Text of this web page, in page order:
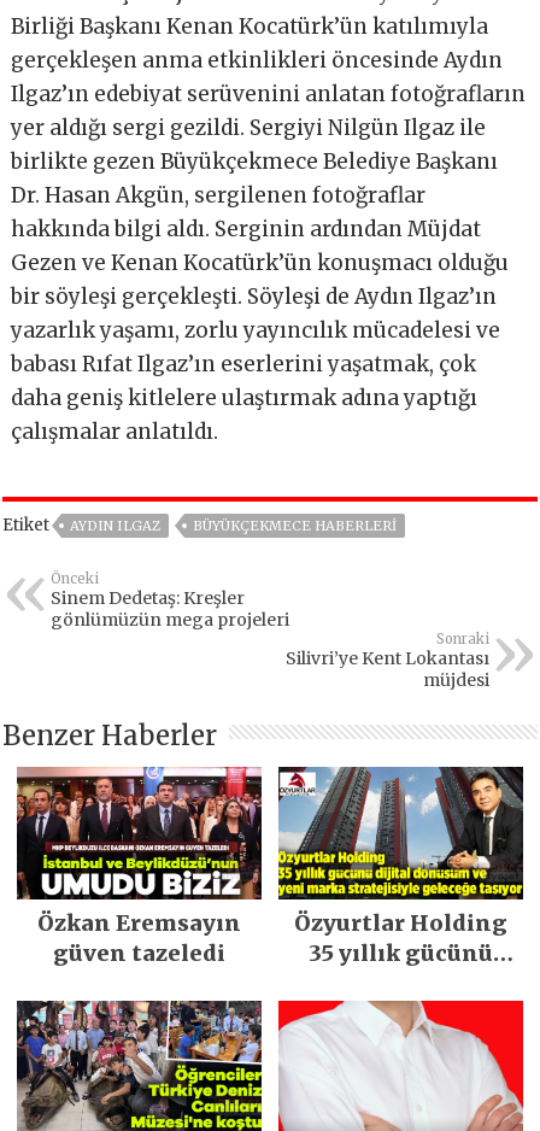
Birliği Başkanı Kenan Kocatürk’ün katılımıyla
gerçekleşen anma etkinlikleri öncesinde Aydın
Ilgaz’ın edebiyat serüvenini anlatan fotoğrafların
yer aldığı sergi gezildi. Sergiyi Nilgün Ilgaz ile
birlikte gezen Büyükçekmece Belediye Başkanı
Dr. Hasan Akgün, sergilenen fotoğraflar
hakkında bilgi aldı. Serginin ardından Müjdat
Gezen ve Kenan Kocatürk’ün konuşmacı olduğu
bir söyleşi gerçekleşti. Söyleşi de Aydın Ilgaz’ın
yazarlık yaşamı, zorlu yayıncılık mücadelesi ve
babası Rıfat Ilgaz’ın eserlerini yaşatmak, çok
daha geniş kitlelere ulaştırmak adına yaptığı
çalışmalar anlatıldı.
Etiket AYDIN ILGAZ BÜYÜKÇEKMECE HABERLERI
Önceki
Sinem Dedetaş: Kreşler
gönlümüzün mega projeleri
Sonraki
Silivri’ye Kent Lokantası
müjdesi
Benzer Haberler
Özkan Eremsayın
güven tazeledi
Özyurtlar Holding
35 yıllık gücünü
yeni marka
stratejisiyle
geleceğe taşıyor